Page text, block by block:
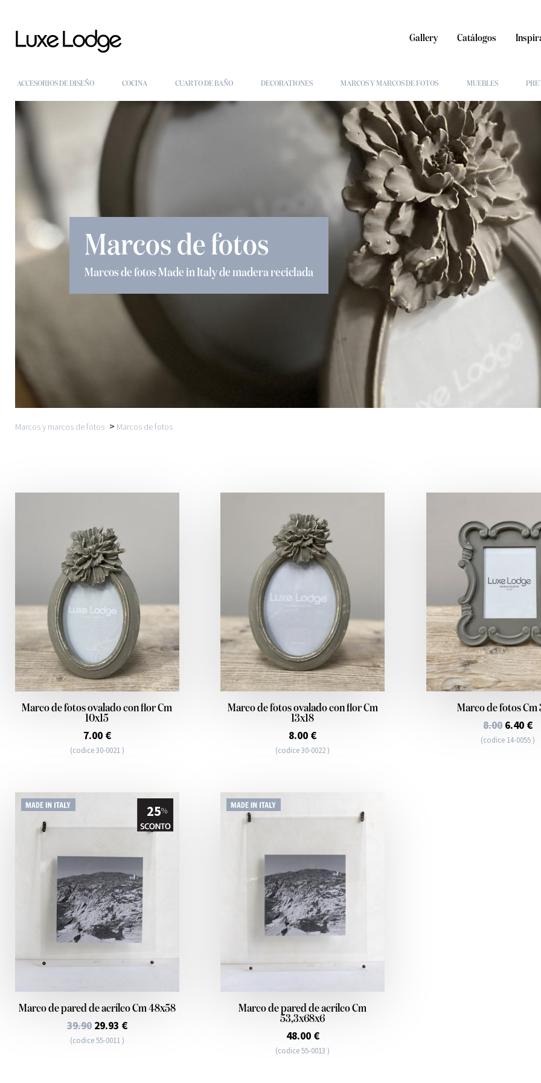
Catálogos
Gallery
ACCESORIOS DE DISEÑO COCINA CUARTO DE BAÑO DECORATIONES MARCOS Y MARCOS DE FOTOS MUEBLES
Marcos de fotos
Marcos de fotos Made in Italy de madera reciclada
Marcos y marcos de fotos > Marcos de fotos
Marco de fotos ovalado con flor Cm
10x15
7.00 €
(codice 30-0021 )
Marco de fotos ovalado con flor Cm
13x18
8.00 €
(codice 30-0022 )
Marco de fotos Cm
8.006.40 €
(codice 14-0055 )
25%
Marco de pared de acrílco Cm 48x58
39.9029.93 €
(codice 55-0011 )
Marco de pared de acrílco Cm
53,3x68x6
48.00 €
(codice 55-0013 )